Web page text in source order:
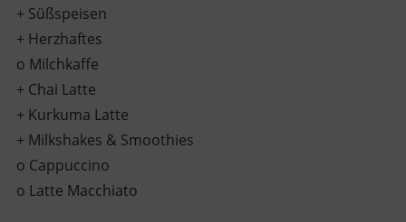
+ Süßspeisen
+ Herzhaftes
o Milchkaffe
+ Chai Latte
+ Kurkuma Latte
+ Milkshakes & Smoothies
o Cappuccino
o Latte Macchiato